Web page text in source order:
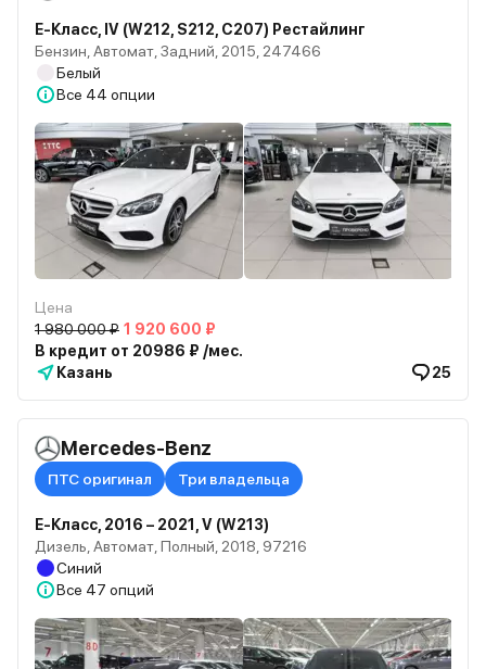
E-Класс, IV (W212, S212, C207) Рестайлинг
Бензин, Автомат, Задний, 2015, 247466
Белый
Все 44 опции
Цена
1 980 000 ₽ 1 920 600 ₽
В кредит от 20986 ₽ /мес.
Казань
25
Mercedes-Benz
ПТС оригинал Три владельца
E-Класс, 2016 – 2021, V (W213)
Дизель, Автомат, Полный, 2018, 97216
Синий
Все 47 опций